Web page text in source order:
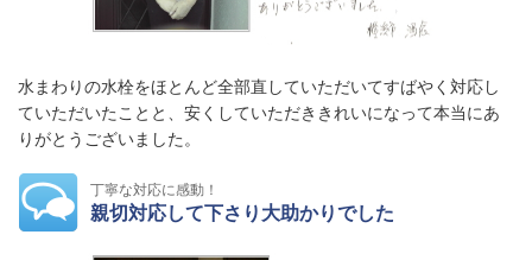
水まわりの水栓をほとんど全部直していただいてすばやく対応し
ていただいたことと、安くしていただききれいになって本当にあ
りがとうございました。
丁寧な対応に感動！
親切対応して下さり大助かりでした